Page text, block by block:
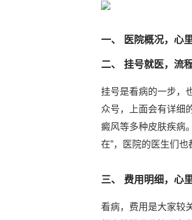
一、 医院概况，心
二、 挂号就医，流
挂号是看病的一步，
众号，上面会有详细
癜风等多种皮肤疾病
在”，医院的医生们
三、 费用明细，心
看病，费用是大家较